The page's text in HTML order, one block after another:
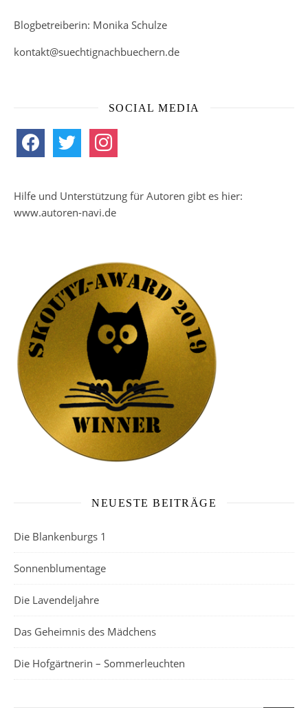
Blogbetreiberin: Monika Schulze
kontakt@suechtignachbuechern.de
SOCIAL MEDIA
facebook twitter instagram
Hilfe und Unterstützung für Autoren gibt es hier:
www.autoren-navi.de
NEUESTE BEITRÄGE
Die Blankenburgs 1
Sonnenblumentage
Die Lavendeljahre
Das Geheimnis des Mädchens
Die Hofgärtnerin – Sommerleuchten